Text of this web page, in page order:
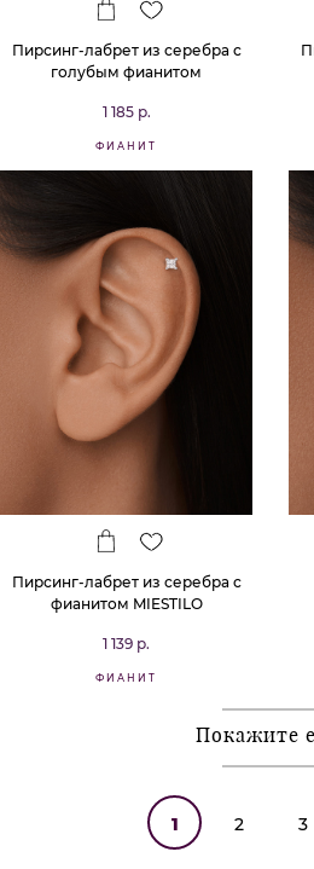
Пирсинг-лабрет из серебра с
голубым фианитом
1 185 р.
ФИАНИТ
Пирсинг-лабрет из серебра с
фианитом MIESTILO
1 139 р.
ФИАНИТ
Покажите
1 2 3